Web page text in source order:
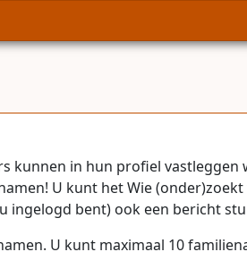
in hun profiel
U kunt het Wie
ingelogd bent) ook een bericht
U kunt maximaal 10